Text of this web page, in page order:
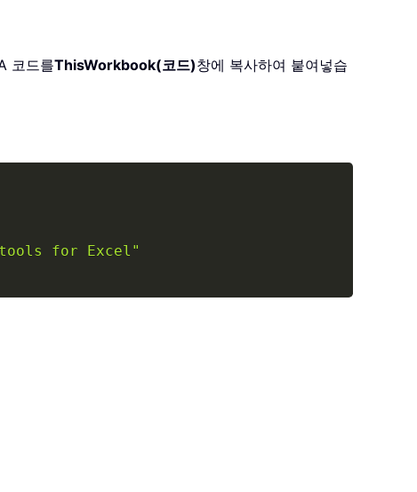
코드를ThisWorkbook(코드)창에 복사하여 붙여넣습
for Excel"